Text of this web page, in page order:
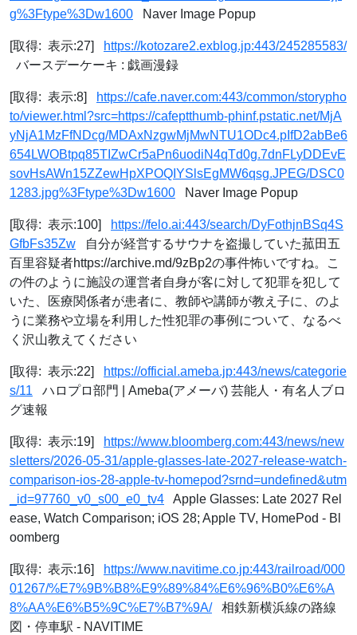
g%3Ftype%3Dw1600 Naver Image Popup
[取得: 表示:27]
https://kotozare2.exblog.jp:443/245285583/
バースデーケーキ : 戯画漫録
[取得: 表示:8]
https://cafe.naver.com:443/common/storypho
to/viewer.html?src=https://cafeptthumb-phinf.pstatic.net/MjA
yNjA1MzFfNDcg/MDAxNzgwMjMwNTU1ODc4.pIfD2abBe6
654LWOBtpq85TIZwCr5aPn6uodiN4qTd0g.7dnFLyDDEvE
sovHsAWn15ZZewHpXPOQIYSlsEgMW6qsg.JPEG/DSC0
1283.jpg%3Ftype%3Dw1600 Naver Image Popup
[取得: 表示:100]
https://felo.ai:443/search/DyFothjnBSq4S
GfbFs35Zw 自分が経営するサウナを盗撮していた菰田五
百里容疑者https://archive.md/9zBp2の事件怖いですね。こ
の件のように施設の運営者自身が客に対して犯罪を犯して
いた、医療関係者が患者に、教師や講師が教え子に、のよ
うに業務や立場を利用した性犯罪の事例について、なるべ
く沢山教えてください
[取得: 表示:22]
https://official.ameba.jp:443/news/categorie
s/11 ハロプロ部門 | Ameba(アメーバ) 芸能人・有名人ブロ
グ速報
[取得: 表示:19]
https://www.bloomberg.com:443/news/new
sletters/2026-05-31/apple-glasses-late-2027-release-watch-
comparison-ios-28-apple-tv-homepod?srnd=undefined&utm
_id=97760_v0_s00_e0_tv4 Apple Glasses: Late 2027 Rel
ease, Watch Comparison; iOS 28; Apple TV, HomePod - Bl
oomberg
[取得: 表示:16]
https://www.navitime.co.jp:443/railroad/000
01267/%E7%9B%B8%E9%89%84%E6%96%B0%E6%A
8%AA%E6%B5%9C%E7%B7%9A/相鉄新横浜線の路線
図・停車駅 - NAVITIME